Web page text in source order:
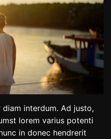
diam interdum. Ad justo,
lorem varius potenti
in donec hendrerit